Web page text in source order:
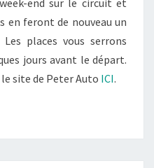
end sur le circuit et
en feront de nouveau un
places vous serrons
jours avant le départ.
site de Peter Auto ICI.